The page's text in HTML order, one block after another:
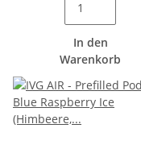
In den
Warenkorb